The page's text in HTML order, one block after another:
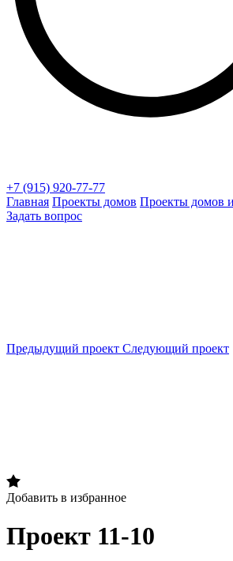
+7 (915) 920-77-77
Главная Проекты домов Проекты домов
Задать вопрос
Предыдущий проект Следующий проект
Добавить в избранное
Проект 11-10